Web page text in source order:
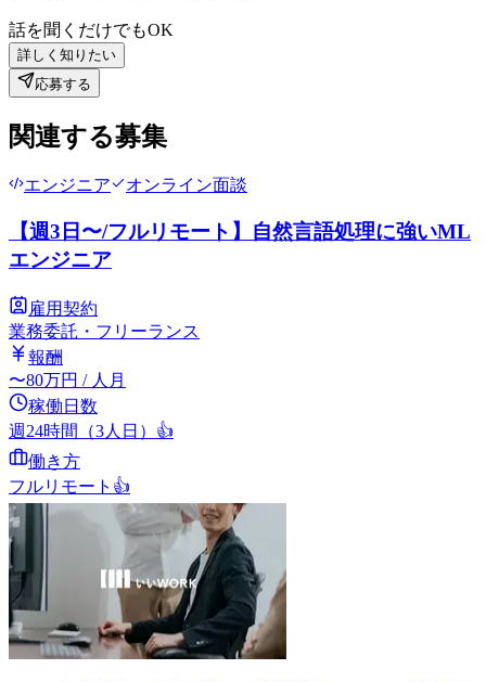
話を聞くだけでもOK
詳しく知りたい
応募する
関連する募集
エンジニア オンライン面談
【週3日〜/フルリモート】自然言語処理に強いML
エンジニア
雇用契約
業務委託・フリーランス
報酬
〜80万円 / 人月
稼働日数
週24時間（3人日） 👍
働き方
フルリモート 👍